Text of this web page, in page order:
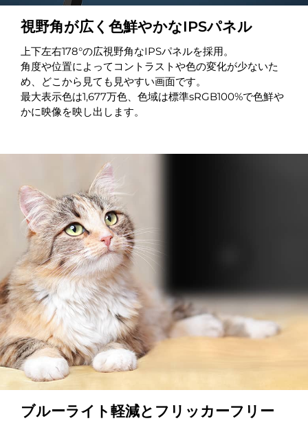
視野角が広く色鮮やかなIPSパネル
上下左右178°の広視野角なIPSパネルを採用。
角度や位置によってコントラストや色の変化が少ないた
め、どこから見ても見やすい画面です。
最大表示色は1,677万色、色域は標準sRGB100%で色鮮や
かに映像を映し出します。
ブルーライト軽減とフリッカーフリー